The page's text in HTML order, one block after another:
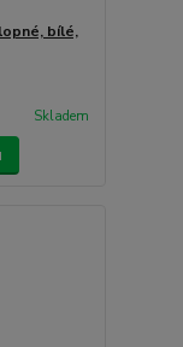
bílé,
Skladem